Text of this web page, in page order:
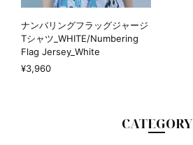
ナンバリングフラッグジャージ
Tシャツ_WHITE/Numbering
Flag Jersey_White
¥3,960
CATEGORY